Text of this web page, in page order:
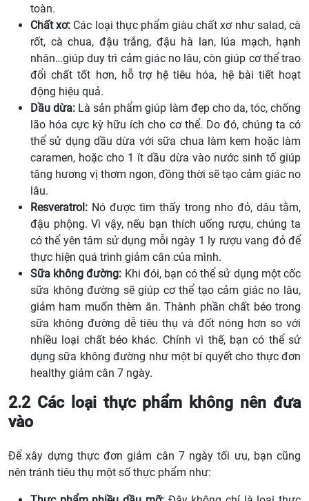
toàn.
Chất xơ: Các loại thực phẩm giàu chất xơ như salad, cà
rốt, cà chua, đậu trắng, đậu hà lan, lúa mạch, hạnh
nhân…giúp duy trì cảm giác no lâu, còn giúp cơ thể trao
đổi chất tốt hơn, hỗ trợ hệ tiêu hóa, hệ bài tiết hoạt
động hiệu quả.
Dầu dừa: Là sản phẩm giúp làm đẹp cho da, tóc, chống
lão hóa cực kỳ hữu ích cho cơ thể. Do đó, chúng ta có
thể sử dụng dầu dừa với sữa chua làm kem hoặc làm
caramen, hoặc cho 1 ít dầu dừa vào nước sinh tố giúp
tăng hương vị thơm ngon, đồng thời sẽ tạo cảm giác no
lâu.
Resveratrol: Nó được tìm thấy trong nho đỏ, dâu tằm,
đậu phộng. Vì vậy, nếu bạn thích uống rượu, chúng ta
có thể yên tâm sử dụng mỗi ngày 1 ly rượu vang đỏ để
thực hiện quá trình giảm cân của mình.
Sữa không đường: Khi đói, bạn có thể sử dụng một cốc
sữa không đường sẽ giúp cơ thể tạo cảm giác no lâu,
giảm ham muốn thèm ăn. Thành phần chất béo trong
sữa không đường dễ tiêu thụ và đốt nóng hơn so với
nhiều loại chất béo khác. Chính vì thế, bạn có thể sử
dụng sữa không đường như một bí quyết cho thực đơn
healthy giảm cân 7 ngày.
2.2 Các loại thực phẩm không nên đưa
vào
Để xây dựng thực đơn giảm cân 7 ngày tối ưu, bạn cũng
nên tránh tiêu thụ một số thực phẩm như: